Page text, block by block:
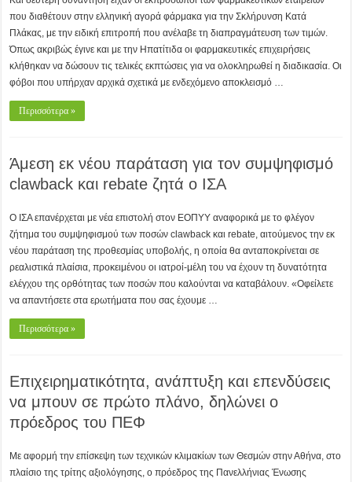
που διαθέτουν στην ελληνική αγορά φάρμακα για την Σκλήρυνση Κατά
Πλάκας, με την ειδική επιτροπή που ανέλαβε τη διαπραγμάτευση των τιμών.
Όπως ακριβώς έγινε και με την Ηπατίτιδα οι φαρμακευτικές επιχειρήσεις
κλήθηκαν να δώσουν τις τελικές εκπτώσεις για να ολοκληρωθεί η διαδικασία. Οι
φόβοι που υπήρχαν αρχικά σχετικά με ενδεχόμενο αποκλεισμό …
Περισσότερα »
Άμεση εκ νέου παράταση για τον συμψηφισμό
clawback και rebate ζητά ο ΙΣΑ
Ο ΙΣΑ επανέρχεται με νέα επιστολή στον ΕΟΠΥΥ αναφορικά με το φλέγον
ζήτημα του συμψηφισμού των ποσών clawback και rebate, αιτούμενος την εκ
νέου παράταση της προθεσμίας υποβολής, η οποία θα ανταποκρίνεται σε
ρεαλιστικά πλαίσια, προκειμένου οι ιατροί-μέλη του να έχουν τη δυνατότητα
ελέγχου της ορθότητας των ποσών που καλούνται να καταβάλουν. «Οφείλετε
να απαντήσετε στα ερωτήματα που σας έχουμε …
Περισσότερα »
Επιχειρηματικότητα, ανάπτυξη και επενδύσεις
να μπουν σε πρώτο πλάνο, δηλώνει ο
πρόεδρος του ΠΕΦ
Με αφορμή την επίσκεψη των τεχνικών κλιμακίων των Θεσμών στην Αθήνα, στο
πλαίσιο της τρίτης αξιολόγησης, ο πρόεδρος της Πανελλήνιας Ένωσης